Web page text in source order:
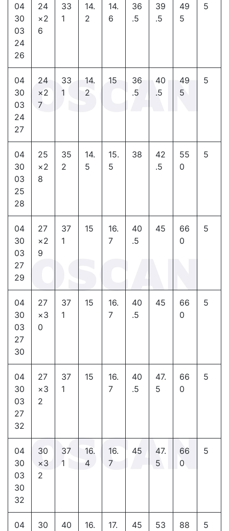
04
30
03
24
26
24
×2
6
33
1
14.
2
14.
6
36
.5
39
.5
49
5
5
04
30
03
24
27
24
×2
7
33
1
14.
2
15
36
.5
40
.5
49
5
5
04
30
03
25
28
25
×2
8
35
2
14.
5
15.
5
38
42
.5
55
0
5
04
30
03
27
29
27
×2
9
37
1
15
16.
7
40
.5
45
66
0
5
04
30
03
27
30
27
×3
0
37
1
15
16.
7
40
.5
45
66
0
5
04
30
03
27
32
27
×3
2
37
1
15
16.
7
40
.5
47.
5
66
0
5
04
30
03
30
32
30
×3
2
37
1
16.
4
16.
7
45
47.
5
66
0
5
04
30
40
16.
17.
45 53
88
5